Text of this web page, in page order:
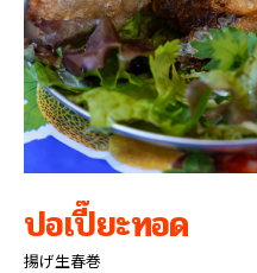
ปอเปี๊ยะทอด
揚げ生春巻